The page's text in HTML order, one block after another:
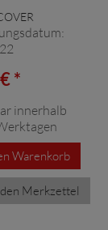
*
innerhalb
Warenkorb
Merkzettel